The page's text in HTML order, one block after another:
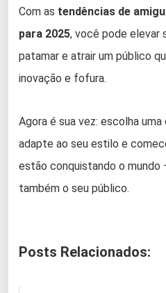
Com as tendências de
para 2025, você pode elevar
patamar e atrair um público
inovação e fofura.
Agora é sua vez: escolha
adapte ao seu estilo e
estão conquistando o
também o seu público.
Posts Relacionados: